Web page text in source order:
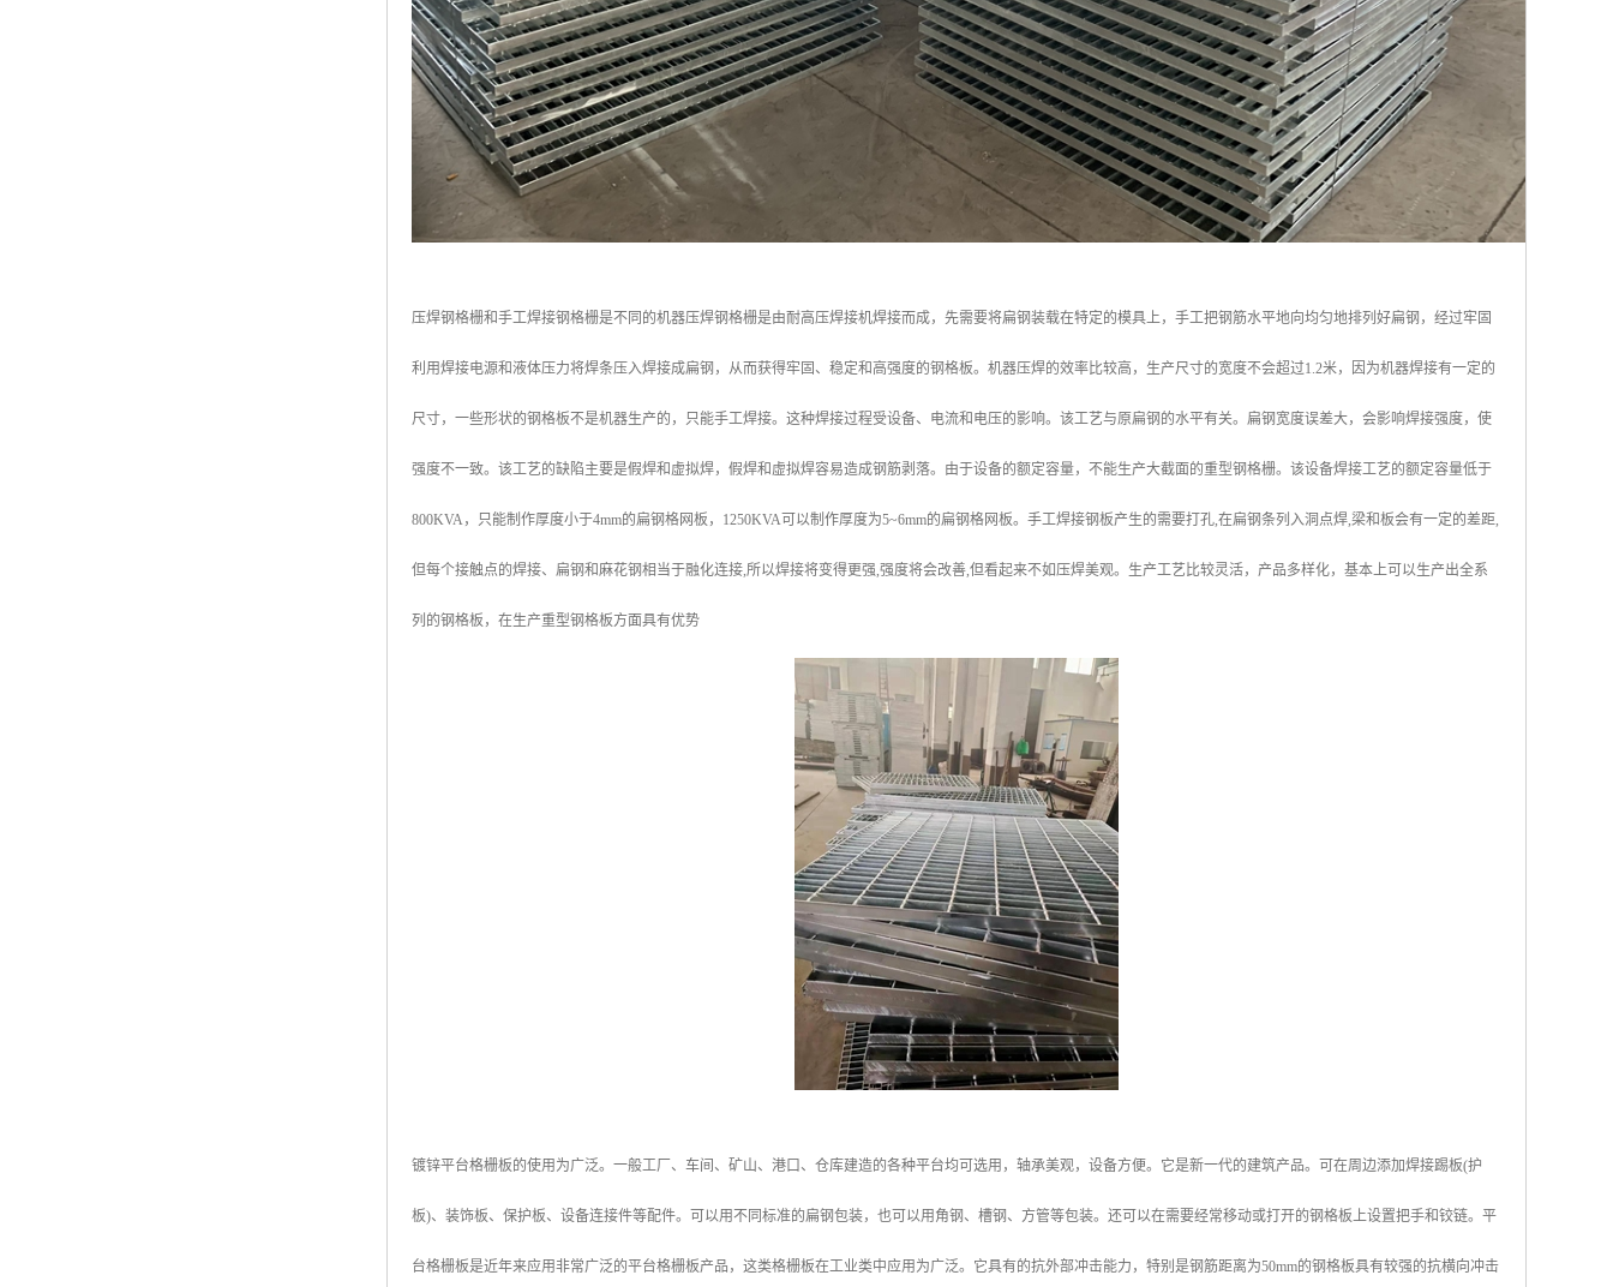
压焊钢格栅和手工焊接钢格栅是不同的机器压焊钢格栅是由耐高压焊接机焊接而成，先需要将扁钢装载在特定的模具上，手工把钢筋水平地向均匀地排列好扁钢，经过牢固
利用焊接电源和液体压力将焊条压入焊接成扁钢，从而获得牢固、稳定和高强度的钢格板。机器压焊的效率比较高，生产尺寸的宽度不会超过1.2米，因为机器焊接有一定的
尺寸，一些形状的钢格板不是机器生产的，只能手工焊接。这种焊接过程受设备、电流和电压的影响。该工艺与原扁钢的水平有关。扁钢宽度误差大，会影响焊接强度，使
强度不一致。该工艺的缺陷主要是假焊和虚拟焊，假焊和虚拟焊容易造成钢筋剥落。由于设备的额定容量，不能生产大截面的重型钢格栅。该设备焊接工艺的额定容量低于
800KVA，只能制作厚度小于4mm的扁钢格网板，1250KVA可以制作厚度为5~6mm的扁钢格网板。手工焊接钢板产生的需要打孔,在扁钢条列入洞点焊,梁和板会有一定的差距,
但每个接触点的焊接、扁钢和麻花钢相当于融化连接,所以焊接将变得更强,强度将会改善,但看起来不如压焊美观。生产工艺比较灵活，产品多样化，基本上可以生产出全系
列的钢格板，在生产重型钢格板方面具有优势
镀锌平台格栅板的使用为广泛。一般工厂、车间、矿山、港口、仓库建造的各种平台均可选用，轴承美观，设备方便。它是新一代的建筑产品。可在周边添加焊接踢板(护
板)、装饰板、保护板、设备连接件等配件。可以用不同标准的扁钢包装，也可以用角钢、槽钢、方管等包装。还可以在需要经常移动或打开的钢格板上设置把手和铰链。平
台格栅板是近年来应用非常广泛的平台格栅板产品，这类格栅板在工业类中应用为广泛。它具有的抗外部冲击能力，特别是钢筋距离为50mm的钢格板具有较强的抗横向冲击